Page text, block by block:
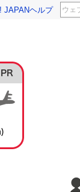
JAPANヘルプ